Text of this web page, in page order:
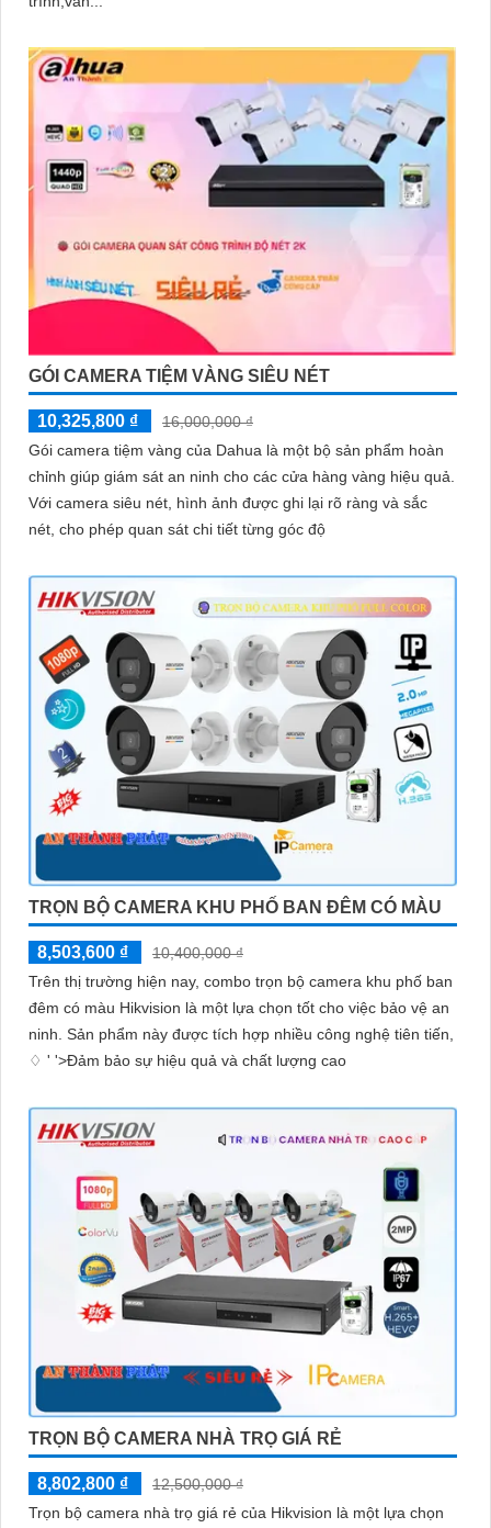
GÓI CAMERA TIỆM VÀNG SIÊU NÉT
10,325,800 ₫
16,000,000 ₫
Gói camera tiệm vàng của Dahua là một bộ sản phẩm hoàn
chỉnh giúp giám sát an ninh cho các cửa hàng vàng hiệu quả.
Với camera siêu nét, hình ảnh được ghi lại rõ ràng và sắc
nét, cho phép quan sát chi tiết từng góc độ
TRỌN BỘ CAMERA KHU PHỐ BAN ĐÊM CÓ MÀU
8,503,600 ₫
10,400,000 ₫
Trên thị trường hiện nay, combo trọn bộ camera khu phố ban
đêm có màu Hikvision là một lựa chọn tốt cho việc bảo vệ an
ninh. Sản phẩm này được tích hợp nhiều công nghệ tiên tiến,
♢ ' '>Đảm bảo sự hiệu quả và chất lượng cao
TRỌN BỘ CAMERA NHÀ TRỌ GIÁ RẺ
8,802,800 ₫
12,500,000 ₫
Trọn bộ camera nhà trọ giá rẻ của Hikvision là một lựa chọn